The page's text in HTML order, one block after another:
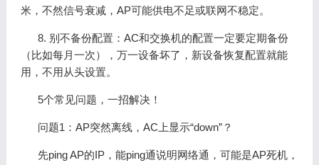
米，不然信号衰减，AP可能供电不足或联网不稳定。
8. 别不备份配置：AC和交换机的配置一定要定期备份
（比如每月一次），万一设备坏了，新设备恢复配置就能
用，不用从头设置。
5个常见问题，一招解决！
问题1：AP突然离线，AC上显示“down”？
先ping AP的IP，能ping通说明网络通，可能是AP死机，